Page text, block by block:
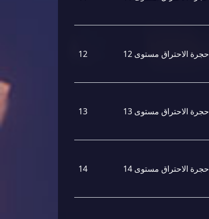
12 حجرة الاحتراق مستوى 12
13 حجرة الاحتراق مستوى 13
14 حجرة الاحتراق مستوى 14